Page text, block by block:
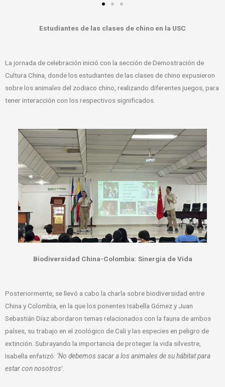
Estudiantes de las clases de chino en la USC
La jornada de celebración inició con la sección de Demostración de
Cultura China, donde los estudiantes de las clases de chino expusieron
sobre los animales del zodiaco chino, realizando diferentes juegos, para
tener interacción con los respectivos significados.
Biodiversidad China-Colombia: Sinergia de Vida
Posteriormente, se llevó a cabo la charla sobre biodiversidad entre
China y Colombia, en la que los ponentes Isabella Gómez y Juan
Sebastián Díaz abordaron temas relacionados con la fauna de ambos
países, su trabajo en el zoológico de Cali y las especies en peligro de
extinción. Subrayando la importancia de proteger la vida silvestre,
Isabella enfatizó: ‘No debemos sacar a los animales de su hábitat para
estar con nosotros‘.